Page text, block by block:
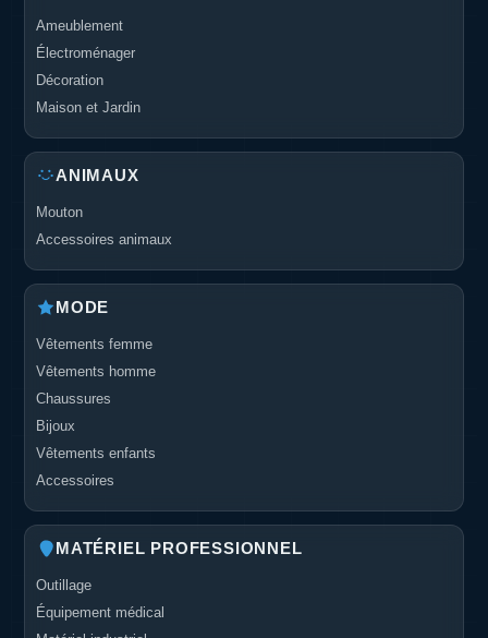
Ameublement
Électroménager
Décoration
Maison et Jardin
ANIMAUX
Mouton
Accessoires animaux
MODE
Vêtements femme
Vêtements homme
Chaussures
Bijoux
Vêtements enfants
Accessoires
MATÉRIEL PROFESSIONNEL
Outillage
Équipement médical